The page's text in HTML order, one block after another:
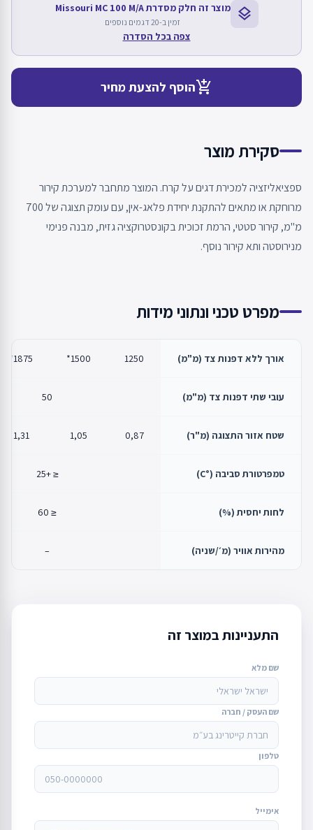
layers מוצר זה חלק מסדרת Missouri MC 100 M/A
זמין ב-20 דגמים נוספים
צפה בכל הסדרה
add_shopping_cartהוסף להצעת מחיר
סקירת מוצר
ספציאליזציה למכירת דגים על קרח. המוצר מתחבר למערכת קירור
מרוחקת או מתאים להתקנת יחידת פלאג-אין, עם עומק תצוגה של 700
מ"מ, קירור סטטי, הרמת זכוכית בקונסטרוקציה גזית, מבנה פנימי
מנירוסטה ותא קירור נוסף.
מפרט טכני ונתוני מידות
אורך ללא דפנות צד (מ"מ) 1250
1500*
1875*
עובי שתי דפנות צד (מ"מ) 50
שטח אזור התצוגה (מ"ר) 0,87
1,05
1,31
טמפרטורת סביבה (°C) ≤ +25
לחות יחסית (%) ≤ 60
מהירות אוויר (מ׳/שניה) –
התעניינות במוצר זה
שם מלא
שם העסק / חברה
טלפון
אימייל